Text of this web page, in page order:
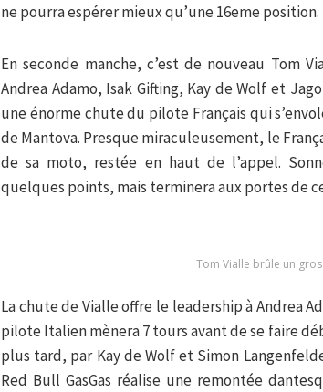
ne pourra espérer mieux qu’une 16eme position.
En seconde manche, c’est de nouveau Tom
Andrea Adamo, Isak Gifting, Kay de Wolf et
une énorme chute du pilote Français qui
de Mantova. Presque miraculeusement, le
de sa moto, restée en haut de l’appel.
quelques points, mais terminera aux portes de
Tom Vialle brûle un
La chute de Vialle offre le leadership à Andrea
pilote Italien mènera 7 tours avant de se faire
plus tard, par Kay de Wolf et Simon
Red Bull GasGas réalise une remontée